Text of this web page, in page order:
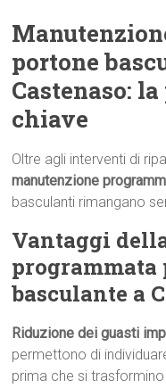
portone
Castenaso:
chiave
Oltre agli interventi di
manutenzione
basculanti rimangano
Vantaggi
programmata
basculante a
Riduzione dei guasti
permettono di
prima che si